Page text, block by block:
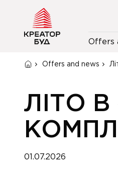
Offers
Offers and news
ЛІТО
01.07.2026